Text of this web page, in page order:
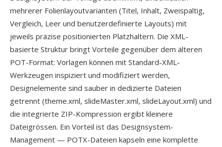
mehrerer Folienlayoutvarianten (Titel, Inhalt, Zweispaltig,
Vergleich, Leer und benutzerdefinierte Layouts) mit
jeweils präzise positionierten Platzhaltern. Die XML-
basierte Struktur bringt Vorteile gegenüber dem älteren
POT-Format: Vorlagen können mit Standard-XML-
Werkzeugen inspiziert und modifiziert werden,
Designelemente sind sauber in dedizierte Dateien
getrennt (theme.xml, slideMaster.xml, slideLayout.xml) und
die integrierte ZIP-Kompression ergibt kleinere
Dateigrössen. Ein Vorteil ist das Designsystem-
Management — POTX-Dateien kapseln eine komplette